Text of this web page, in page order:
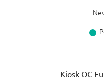
Kiosk OC